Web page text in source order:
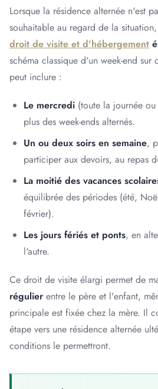
Lorsque la résidence alternée n'est
souhaitable au regard de la
droit de visite et d'hébergement
schéma classique d'un week-end
peut inclure :
Le mercredi (toute la journée
plus des week-ends alternés.
Un ou deux soirs en semaine,
participer aux devoirs, au repas
La moitié des vacances
équilibrée des périodes (été,
février).
Les jours fériés et ponts, en
l'autre.
Ce droit de visite élargi permet de
régulier entre le père et l'enfant,
principale est fixée chez la mère. Il
étape vers une résidence alternée
conditions le permettront.